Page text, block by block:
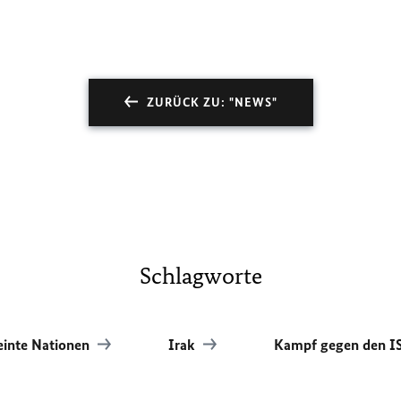
ZURÜCK ZU: "NEWS"
Schlagworte
Nationen Irak Kampf gegen den